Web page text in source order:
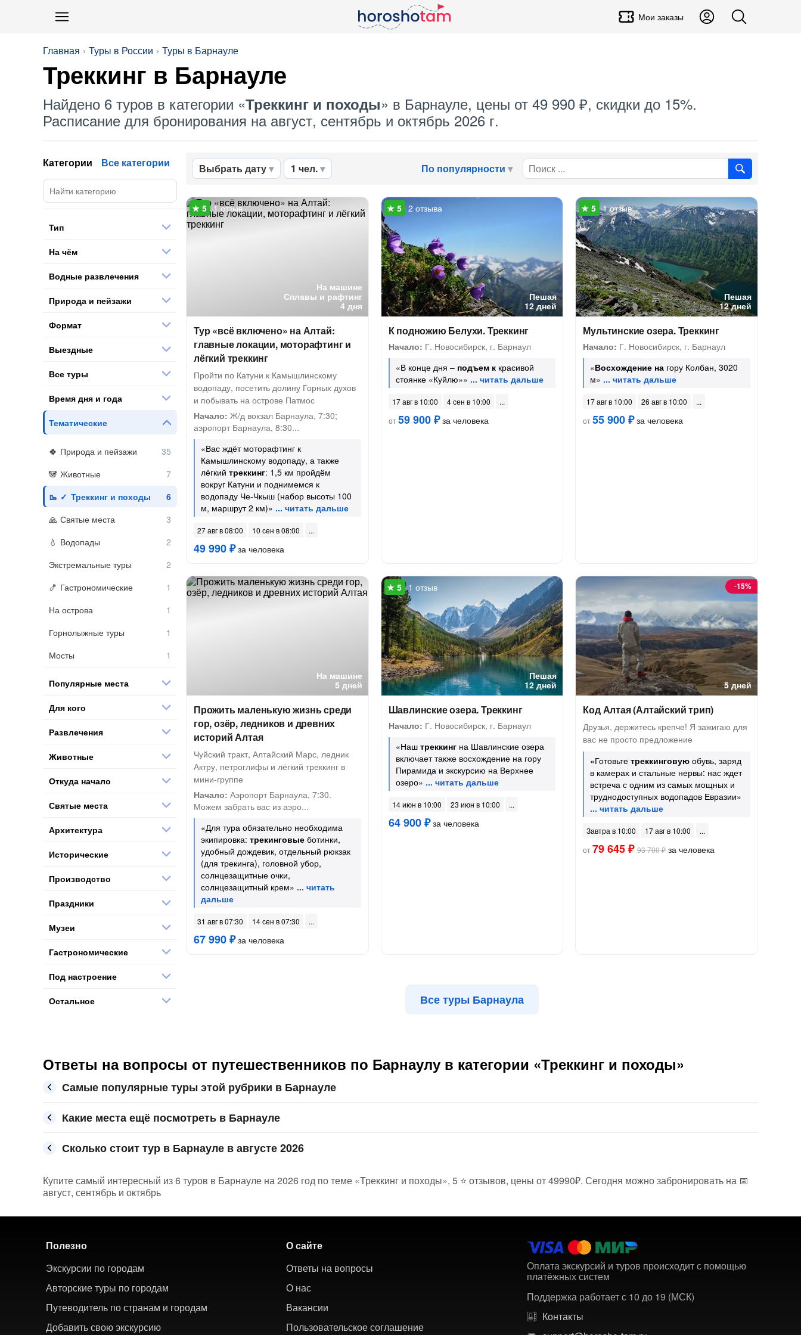
Мои заказы
Главная Туры в России Туры в Барнауле
Треккинг в Барнауле
Найдено 6 туров в категории «Треккинг и походы» в Барнауле, цены от 49 990 ₽, скидки до 15%.
Расписание для бронирования на август, сентябрь и октябрь 2026 г.
Выбрать дату 1 чел. По популярности
На машине
Сплавы и рафтинг
4 дня
1 отзыв
Тур «всё включено» на Алтай:
главные локации, моторафтинг и
лёгкий треккинг
Пройти по Катуни к Камышлинскому
водопаду, посетить долину Горных духов
и побывать на острове Патмос
Начало: Ж/д вокзал Барнаула, 7:30;
аэропорт Барнаула, 8:30...
«Вас ждёт моторафтинг к
Камышлинскому водопаду, а также
лёгкий треккинг: 1,5 км пройдём
вокруг Катуни и поднимемся к
водопаду Че-Чкыш (набор высоты 100
м, маршрут 2 км)»
27 авг в 08:00 10 сен в 08:00
49 990 ₽за человека
Пешая
12 дней
2 отзыва
К подножию Белухи. Треккинг
Начало: Г. Новосибирск, г. Барнаул
«В конце дня – подъем ккрасивой
стоянке «Куйлю»»
17 авг в 10:00
4 сен в 10:00
от59 900 ₽за человека
Пешая
12 дней
1 отзыв
Мультинские озера. Треккинг
Начало: Г. Новосибирск, г. Барнаул
«Восхождение на гору Колбан, 3020
м»
17 авг в 10:00
26 авг в 10:00
от55 900 ₽за человека
На машине
5 дней
Прожить маленькую жизнь среди
гор, озёр, ледников и древних
историй Алтая
Чуйский тракт, Алтайский Марс, ледник
Актру, петроглифы и лёгкий треккинг в
мини-группе
Начало: Аэропорт Барнаула, 7:30.
Можем забрать вас из аэро...
«Для тура обязательно необходима
экипировка: трекинговые ботинки,
удобный дождевик, отдельный рюкзак
(для трекинга), головной убор,
солнцезащитные очки,
солнцезащитный крем»
31 авг в 07:30 14 сен в 07:30
67 990 ₽за человека
Пешая
12 дней
1 отзыв
Шавлинские озера. Треккинг
Начало: Г. Новосибирск, г. Барнаул
«Наш треккингна Шавлинские озера
включает также восхождение на гору
Пирамида и экскурсию на Верхнее
озеро»
14 июн в 10:00 23 июн в 10:00
64 900 ₽за человека
5 дней
-15%
Код Алтая (Алтайский трип)
Друзья, держитесь крепче! Я зажигаю для
вас не просто предложение
«Готовьтетреккинговую обувь, заряд
в камерах и стальные нервы: нас ждет
встреча с одним из самых мощных и
труднодоступных водопадов Евразии»
Завтра в 10:00
17 авг в 10:00
от79 645 ₽ 93 700 ₽за человека
Все туры Барнаула
Категории Все категории
Тип
На чём
Водные развлечения
Природа и пейзажи
Формат
Выездные
Все туры
Время дня и года
Тематические
Природа и пейзажи
Животные
Треккинг и походы
Святые места
Водопады
Экстремальные туры
Гастрономические
На острова
Горнолыжные туры
Мосты
Популярные места
Для кого
Развлечения
Животные
Откуда начало
Святые места
Архитектура
Исторические
Производство
Праздники
Музеи
Гастрономические
Под настроение
Остальное
Ответы на вопросы от путешественников по Барнаулу в категории «Треккинг и походы»
Самые популярные туры этой рубрики в Барнауле
Какие места ещё посмотреть в Барнауле
Сколько стоит тур в Барнауле в августе 2026
Купите самый интересный из 6 туров в Барнауле на 2026 год по теме «Треккинг и походы», 5 ⭐ отзывов, цены от 49990₽. Сегодня можно забронировать на 📅
август, сентябрь и октябрь
Полезно
Экскурсии по городам
Авторские туры по городам
Путеводитель по странам и городам
Добавить свою экскурсию
О сайте
Ответы на вопросы
О нас
Вакансии
Пользовательское соглашение
Оплата экскурсий и туров происходит с помощью
платёжных систем
Поддержка работает с 10 до 19 (МСК)
Контакты